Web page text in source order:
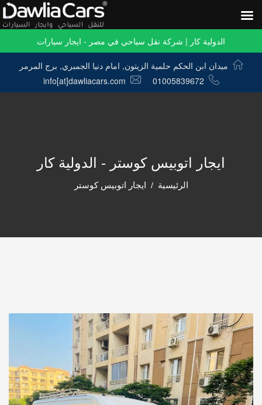
الدولية كار | شركة نقل سياحي في مصر - ايجار سيارات
ميدان ابن الحكم حلمية الزيتون, امام دنيا الجمبري, برج المرمر
01005839672
info[at]dawliacars.com
ايجار اتوبيس كوستر - الدولية كار
الرئيسية ايجار اتوبيس كوستر